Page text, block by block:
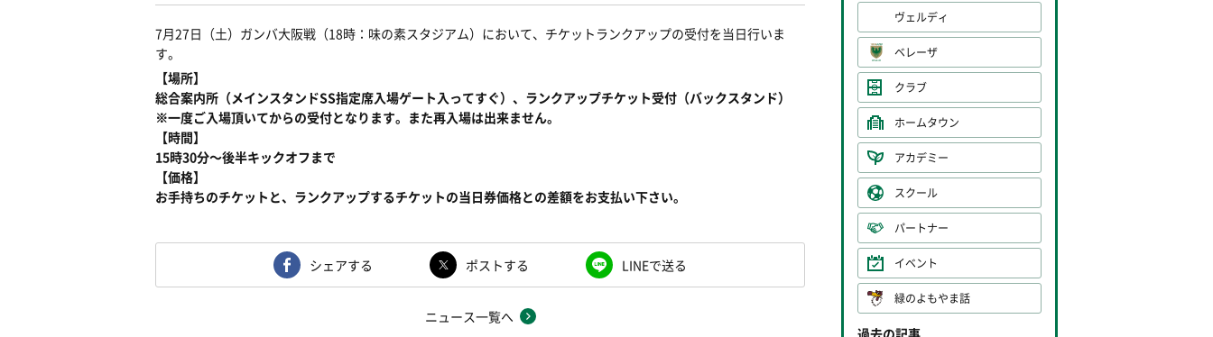
7月27日（土）ガンバ大阪戦（18時：味の素スタジアム）において、チケットランクアップの受付を当日行いま
す。
【場所】
総合案内所（メインスタンドSS指定席入場ゲート入ってすぐ）、ランクアップチケット受付（バックスタンド）
※一度ご入場頂いてからの受付となります。また再入場は出来ません。
【時間】
15時30分〜後半キックオフまで
【価格】
お手持ちのチケットと、ランクアップするチケットの当日券価格との差額をお支払い下さい。
シェアする ポストする LINEで送る
ニュース一覧へ
ヴェルディ
ベレーザ
クラブ
ホームタウン
アカデミー
スクール
パートナー
イベント
緑のよもやま話
過去の記事